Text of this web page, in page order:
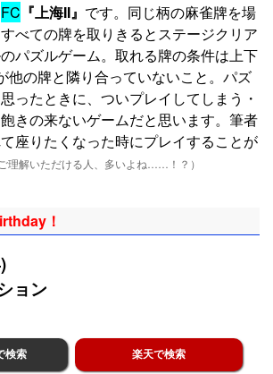
FC 『上海II』 です。同じ柄の麻雀牌を場
べての牌を取りきるとステージクリア
パズルゲーム。取れる牌の条件は上下
他の牌と隣り合っていないこと。パズ
ったときに、ついプレイしてしまう・
きの来ないゲームだと思います。筆者
座りたくなった時にプレイすることが
ご理解いただける人、多いよね……！？）
！
ョン
検索 楽天で検索